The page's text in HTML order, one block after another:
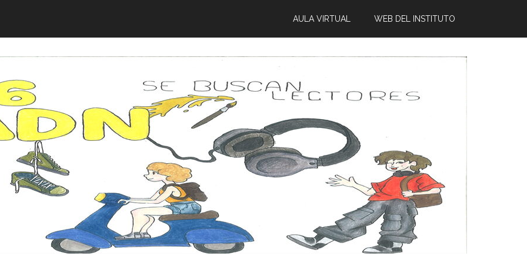
WEB DEL INSTITUTO
AULA VIRTUAL